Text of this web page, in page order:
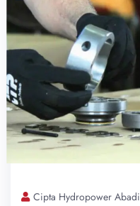
Cipta Hydropower Abadi